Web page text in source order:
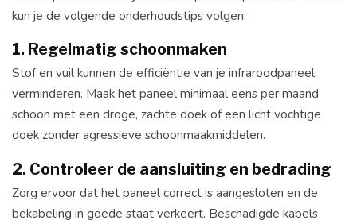
kun je de volgende onderhoudstips volgen:
1. Regelmatig schoonmaken
Stof en vuil kunnen de efficiëntie van je infraroodpaneel
verminderen. Maak het paneel minimaal eens per maand
schoon met een droge, zachte doek of een licht vochtige
doek zonder agressieve schoonmaakmiddelen.
2. Controleer de aansluiting en bedrading
Zorg ervoor dat het paneel correct is aangesloten en de
bekabeling in goede staat verkeert. Beschadigde kabels